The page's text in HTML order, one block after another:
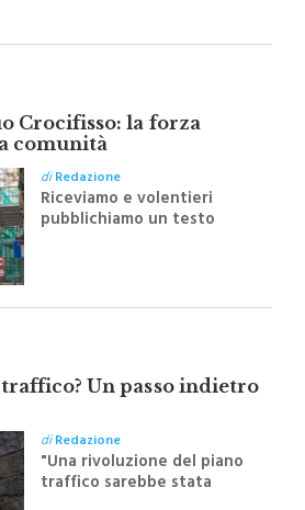
Crocifisso: la forza
comunità
diRedazione
Riceviamo e volentieri
pubblichiamo un testo
inviato dalla scrittrice
monrealese Mariella
Un passo indietro
"Una rivoluzione del piano
traffico sarebbe stata
efficace se preceduta da
una rivoluzione culturale"